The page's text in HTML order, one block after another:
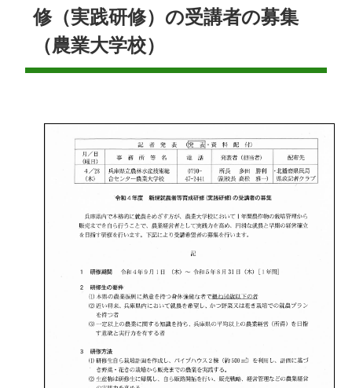
修（実践研修）の受講者の募集
（農業大学校）